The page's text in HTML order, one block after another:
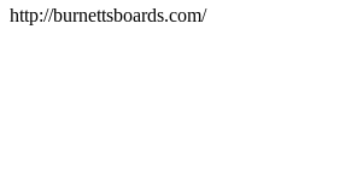
http://burnettsboards.com/